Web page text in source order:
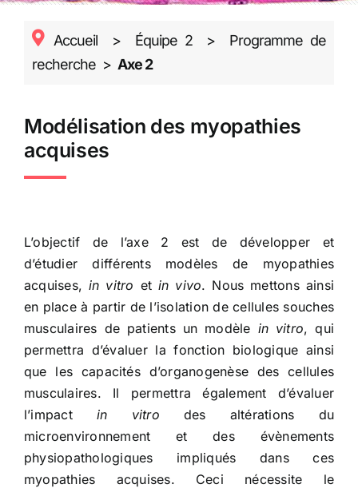
Accueil> Équipe 2> Programme de
recherche> Axe 2
Modélisation des myopathies
acquises
L’objectif de l’axe 2 est de développer et
d’étudier différents modèles de myopathies
acquises,in vitro et in vivo. Nous mettons ainsi
en place à partir de l’isolation de cellules souches
musculaires de patients un modèle in vitro, qui
permettra d’évaluer la fonction biologique ainsi
que les capacités d’organogenèse des cellules
musculaires. Il permettra également d’évaluer
l’impactin vitro des altérations du
microenvironnement et des évènements
physiopathologiques impliqués dans ces
myopathies acquises. Ceci nécessite le